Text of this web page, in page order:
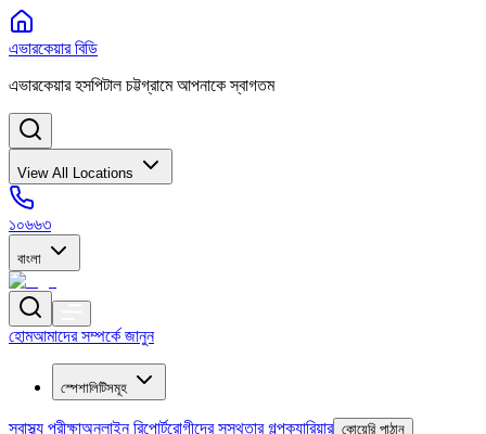
এভারকেয়ার বিডি
এভারকেয়ার হসপিটাল চট্টগ্রামে আপনাকে স্বাগতম
View All Locations
১০৬৬৩
বাংলা
হোমআমাদের সম্পর্কে জানুন
স্পেশালিটিসমূহ
স্বাস্থ্য পরীক্ষাঅনলাইন রিপোর্টরোগীদের সুস্থতার গল্পক্যারিয়ার কোয়েরি পাঠান